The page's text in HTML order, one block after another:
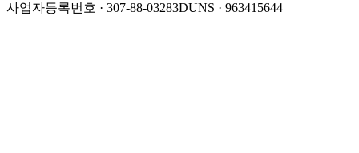
사업자등록번호 · 307-88-03283DUNS · 963415644